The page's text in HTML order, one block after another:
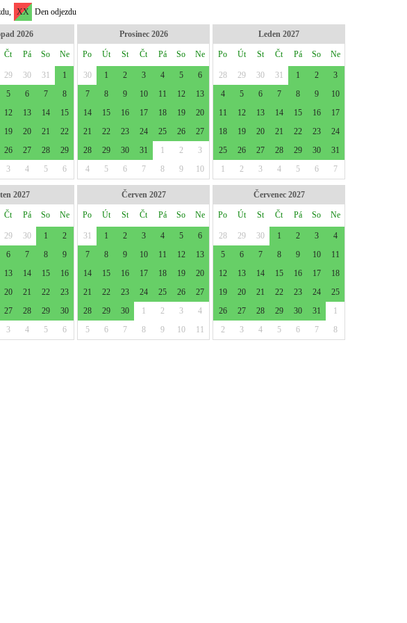
XX Den odjezdu
2026
Čt Pá So Ne
29 30 31
1
5 6 7
8
12 13 14
15
19 20 21
22
26 27 28
29
3 4 5 6
Prosinec 2026
Po Út St Čt Pá So Ne
30 1 2 3 4 5
6
7
8 9 10 11 12
13
14
15 16 17 18 19
20
21
22 23 24 25 26
27
28
29 30 31 1 2
3
4
5 6 7 8 9 10
Leden 2027
Po Út St Čt Pá So Ne
28 29 30 31 1 2
3
4
5 6 7 8 9
10
11
12 13 14 15 16
17
18
19 20 21 22 23
24
25
26 27 28 29 30
31
1
2 3 4 5 6 7
2027
Čt Pá So Ne
29 30 1
2
6 7 8
9
13 14 15
16
20 21 22
23
27 28 29
30
3 4 5 6
Červen 2027
Po Út St Čt Pá So Ne
31 1 2 3 4 5
6
7
8 9 10 11 12
13
14
15 16 17 18 19
20
21
22 23 24 25 26
27
28
29 30 1 2 3
4
5
6 7 8 9 10 11
Červenec 2027
Po Út St Čt Pá So Ne
28 29 30 1 2 3
4
5
6 7 8 9 10
11
12
13 14 15 16 17
18
19
20 21 22 23 24
25
26
27 28 29 30 31
1
2
3 4 5 6 7 8